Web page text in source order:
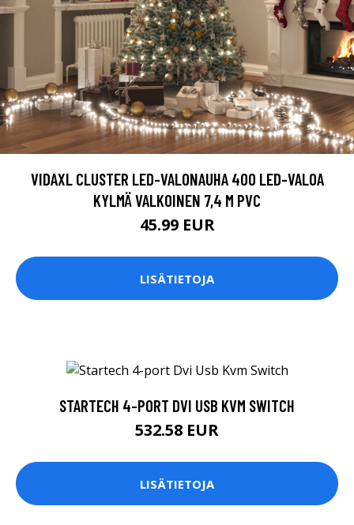
VIDAXL CLUSTER LED-VALONAUHA 400 LED-VALOA
KYLMÄ VALKOINEN 7,4 M PVC
45.99 EUR
LISÄTIETOJA
STARTECH 4-PORT DVI USB KVM SWITCH
532.58 EUR
LISÄTIETOJA